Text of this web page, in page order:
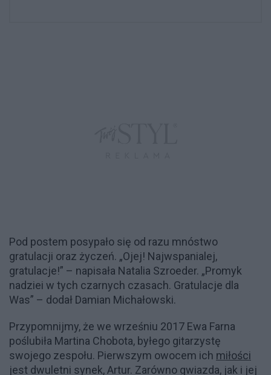
Pod postem posypało się od razu mnóstwo
gratulacji oraz życzeń. „Ojej! Najwspanialej,
gratulacje!” – napisała Natalia Szroeder. „Promyk
nadziei w tych czarnych czasach. Gratulacje dla
Was” – dodał Damian Michałowski.
Przypomnijmy, że we wrześniu 2017 Ewa Farna
poślubiła Martina Chobota, byłego gitarzystę
swojego zespołu. Pierwszym owocem ich miłości
jest dwuletni synek, Artur. Zarówno gwiazda, jak i jej